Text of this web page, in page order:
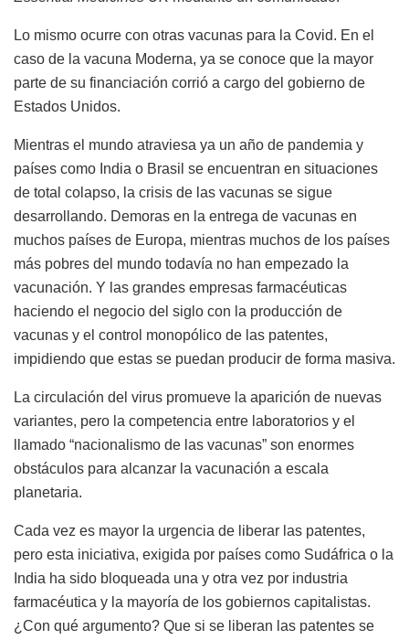
Lo mismo ocurre con otras vacunas para la Covid. En el
caso de la vacuna Moderna, ya se conoce que la mayor
parte de su financiación corrió a cargo del gobierno de
Estados Unidos.
Mientras el mundo atraviesa ya un año de pandemia y
países como India o Brasil se encuentran en situaciones
de total colapso, la crisis de las vacunas se sigue
desarrollando. Demoras en la entrega de vacunas en
muchos países de Europa, mientras muchos de los países
más pobres del mundo todavía no han empezado la
vacunación. Y las grandes empresas farmacéuticas
haciendo el negocio del siglo con la producción de
vacunas y el control monopólico de las patentes,
impidiendo que estas se puedan producir de forma masiva.
La circulación del virus promueve la aparición de nuevas
variantes, pero la competencia entre laboratorios y el
llamado “nacionalismo de las vacunas” son enormes
obstáculos para alcanzar la vacunación a escala
planetaria.
Cada vez es mayor la urgencia de liberar las patentes,
pero esta iniciativa, exigida por países como Sudáfrica o la
India ha sido bloqueada una y otra vez por industria
farmacéutica y la mayoría de los gobiernos capitalistas.
¿Con qué argumento? Que si se liberan las patentes se